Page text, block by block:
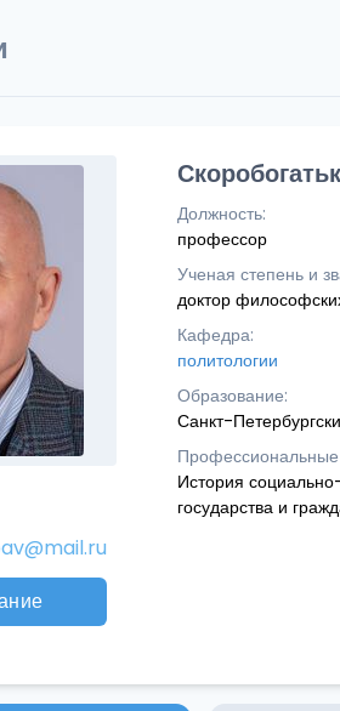
Должность:
профессор
Ученая степень и
доктор
Кафедра:
политологии
Образование:
Санкт-
История
государства и